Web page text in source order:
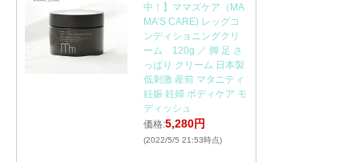
中！】ママズケア（MA
MA’S CARE) レッグコ
ンディショニングクリ
ーム 120g ／ 脚 足 さ
っぱり クリーム 日本製
低刺激 産前 マタニティ
妊娠 妊婦 ボディケア モ
ディッシュ
価格:5,280円
(2022/5/5 21:53時点)